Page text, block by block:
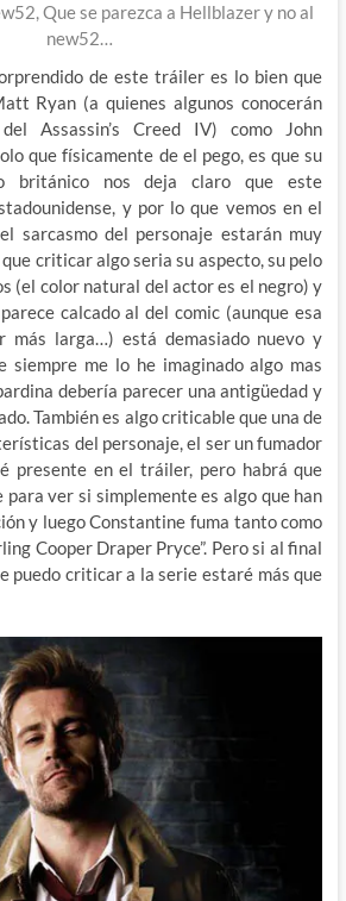
Que se parezca a Hellblazer y no al
new52…
de este tráiler es lo bien que
Ryan (a quienes algunos conocerán
Assassin’s Creed IV) como John
que físicamente de el pego, es que su
británico nos deja claro que este
y por lo que vemos en el
sarcasmo del personaje estarán muy
criticar algo seria su aspecto, su pelo
(el color natural del actor es el negro) y
calcado al del comic (aunque esa
más larga…) está demasiado nuevo y
siempre me lo he imaginado algo mas
debería parecer una antigüedad y
También es algo criticable que una de
del personaje, el ser un fumador
presente en el tráiler, pero habrá que
ver si simplemente es algo que han
y luego Constantine fuma tanto como
Cooper Draper Pryce”. Pero si al final
puedo criticar a la serie estaré más que